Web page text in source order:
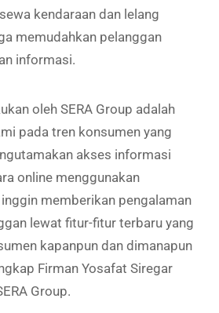
kendaraan dan lelang
memudahkan pelanggan
informasi.
oleh SERA Group adalah
pada tren konsumen yang
akses informasi
online menggunakan
memberikan pengalaman
lewat fitur-fitur terbaru yang
kapanpun dan dimanapun
Firman Yosafat Siregar
Group.